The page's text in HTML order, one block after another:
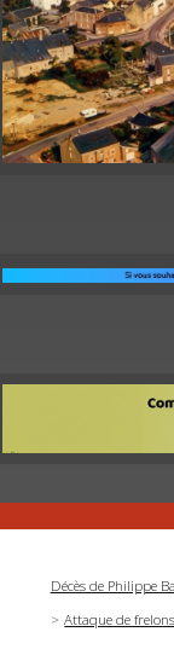
Décès de Philippe
Attaque de